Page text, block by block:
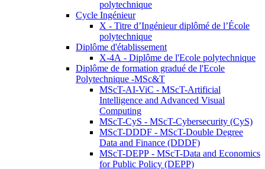
polytechnique
Cycle Ingénieur
X - Titre d’Ingénieur diplômé de l’École
polytechnique
Diplôme d'établissement
X-4A - Diplôme de l'Ecole polytechnique
Diplôme de formation gradué de l'Ecole
Polytechnique -MSc&T
MScT-AI-ViC - MScT-Artificial
Intelligence and Advanced Visual
Computing
MScT-CyS - MScT-Cybersecurity (CyS)
MScT-DDDF - MScT-Double Degree
Data and Finance (DDDF)
MScT-DEPP - MScT-Data and Economics
for Public Policy (DEPP)